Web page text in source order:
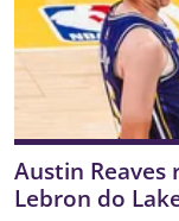
Austin Reaves
Lebron do